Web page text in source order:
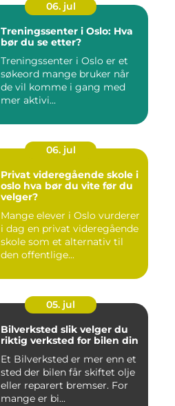
06. jul
Treningssenter i Oslo: Hva
bør du se etter?
Treningssenter i Oslo er et
søkeord mange bruker når
de vil komme i gang med
mer aktivi...
06. jul
Privat videregående skole i
oslo hva bør du vite før du
velger?
Mange elever i Oslo vurderer
i dag en privat videregående
skole som et alternativ til
den offentlige...
05. jul
Bilverksted slik velger du
riktig verksted for bilen din
Et Bilverksted er mer enn et
sted der bilen får skiftet olje
eller reparert bremser. For
mange er bi...